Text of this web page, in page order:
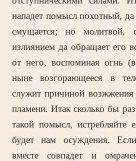
нападет помысл похотный,
смущается; но молитвой,
излиянием да обращает его
от него, воспоминая огнь
ныне возгорающееся в
служит причиной
пламени. Итак сколько бы
такой помысл, истребляйте
будет нам осуждения.
вместе совпадет и